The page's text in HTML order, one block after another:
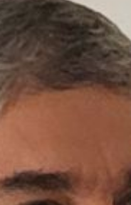
Silla de Ruedas